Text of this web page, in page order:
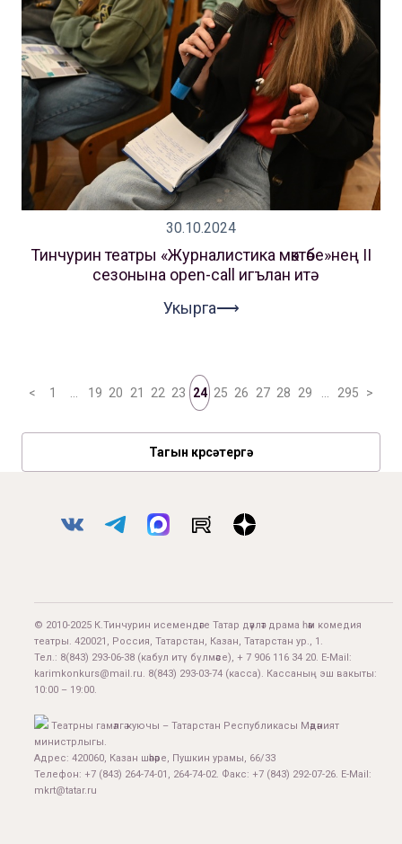
30.10.2024
Тинчурин театры «Журналистика мәктәбе»нең II
сезонына open-call игълан итә
Укырга⟶
< 1 19 20 21 22 23 24 25 26 27 28 29 295 >
Тагын күрсәтергә
© 2010-2025 К.Тинчурин исемендәге Татар дәүләт драма һәм комедия
театры. 420021, Россия, Татарстан, Казан, Татарстан ур., 1.
Тел.: 8(843) 293-06-38 (кабул итү бүлмәсе), + 7 906 116 34 20. E-Mail:
karimkonkurs@mail.ru. 8(843) 293-03-74 (касса). Кассаның эш вакыты:
10:00 – 19:00.
Театрны гамәлгә куючы – Татарстан Республикасы Мәдәният
министрлыгы.
Адрес: 420060, Казан шәһәре, Пушкин урамы, 66/33
Телефон: +7 (843) 264-74-01, 264-74-02. Факс: +7 (843) 292-07-26. E-Mail:
mkrt@tatar.ru